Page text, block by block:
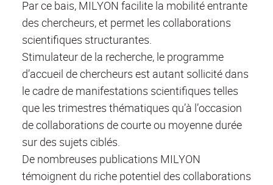
Par ce bais, MILYON facilite la mobilité entrante
des chercheurs, et permet les collaborations
scientifiques structurantes.
Stimulateur de la recherche, le programme
d’accueil de chercheurs est autant sollicité dans
le cadre de manifestations scientifiques telles
que les trimestres thématiques qu’à l’occasion
de collaborations de courte ou moyenne durée
sur des sujets ciblés.
De nombreuses publications MILYON
témoignent du riche potentiel des collaborations